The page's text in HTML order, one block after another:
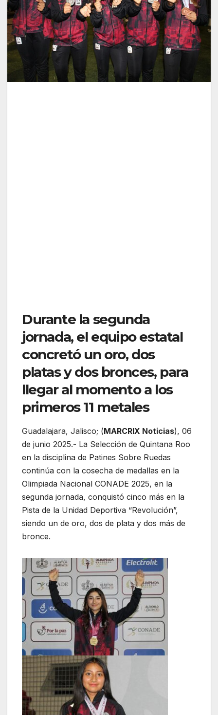
Durante la segunda
jornada, el equipo estatal
concretó un oro, dos
platas y dos bronces, para
llegar al momento a los
primeros 11 metales
Guadalajara, Jalisco; (MARCRIX Noticias), 06
de junio 2025.- La Selección de Quintana Roo
en la disciplina de Patines Sobre Ruedas
continúa con la cosecha de medallas en la
Olimpiada Nacional CONADE 2025, en la
segunda jornada, conquistó cinco más en la
Pista de la Unidad Deportiva “Revolución”,
siendo un de oro, dos de plata y dos más de
bronce.